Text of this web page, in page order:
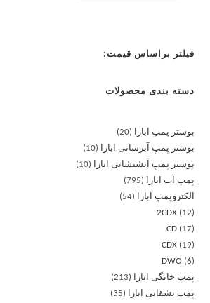
فیلتر براساس قیمت:
دسته بندی محصولات
بوستر پمپ ابارا
20
بوستر پمپ آبرسانی ابارا
10
بوستر پمپ آتشنشانی ابارا
10
پمپ آب ابارا
795
الکتروپمپ ابارا
54
2CDX
12
CD
17
CDX
19
DWO
6
پمپ خانگی ابارا
213
پمپ بشقابی ابارا
35